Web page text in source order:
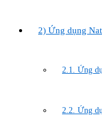
2) Ứng dụng
2.1. Ứng
2.2. Ứng